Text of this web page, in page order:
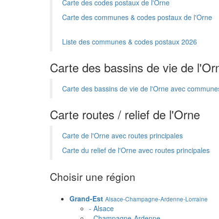
Carte des codes postaux de l'Orne
Carte des communes & codes postaux de l'Orne
Liste des communes & codes postaux 2026
Carte des bassins de vie de
Carte des bassins de vie de l'Orne avec
Carte routes / relief de l'Orne
Carte de l'Orne avec routes principales
Carte du relief de l'Orne avec routes principales
Choisir une région
Grand-Est Alsace-Champagne-Ardenne-Lorraine
- Alsace